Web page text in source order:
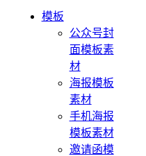
模板
公众号封
面模板素
材
海报模板
素材
手机海报
模板素材
邀请函模